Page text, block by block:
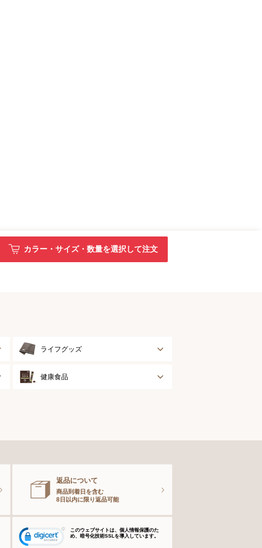
カラー・サイズ・数量を選択して注文
ライフグッズ
アウター
健康食品
返品について
商品到着日を含む
8日以内に限り返品可能
このウェブサイトは、個人情報保護のた
め、暗号化技術SSLを導入しています。